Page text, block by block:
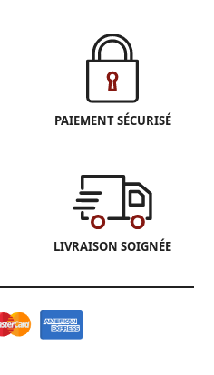
PAIEMENT SÉCURISÉ
LIVRAISON SOIGNÉE